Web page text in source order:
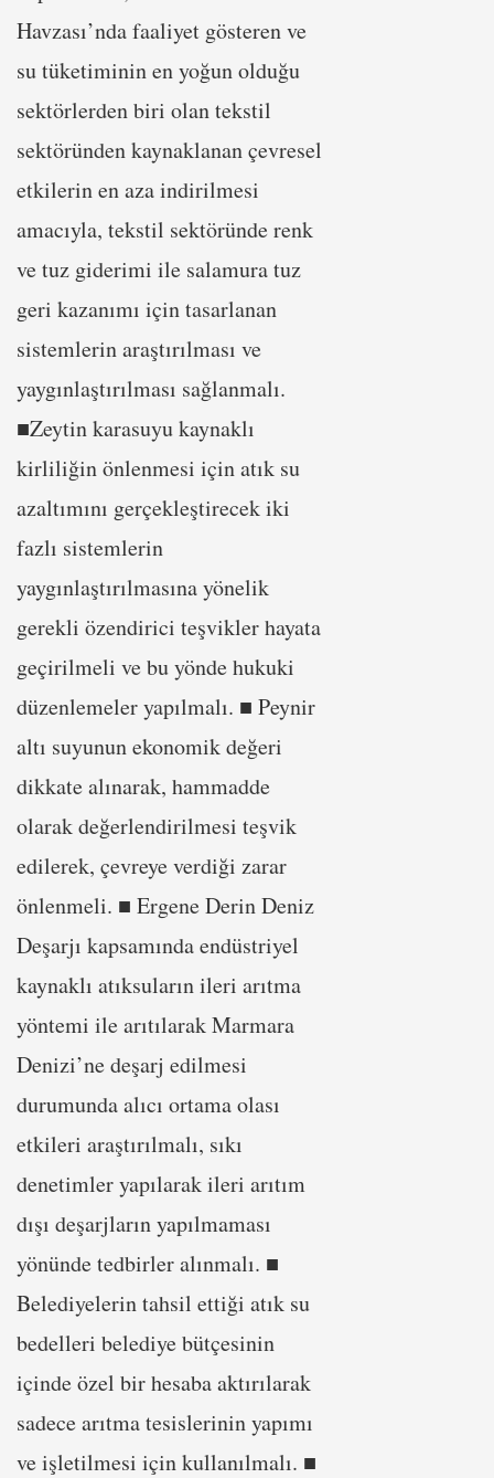
Havzası’nda faaliyet gösteren ve
su tüketiminin en yoğun olduğu
sektörlerden biri olan tekstil
sektöründen kaynaklanan çevresel
etkilerin en aza indirilmesi
amacıyla, tekstil sektöründe renk
ve tuz giderimi ile salamura tuz
geri kazanımı için tasarlanan
sistemlerin araştırılması ve
yaygınlaştırılması sağlanmalı.
■Zeytin karasuyu kaynaklı
kirliliğin önlenmesi için atık su
azaltımını gerçekleştirecek iki
fazlı sistemlerin
yaygınlaştırılmasına yönelik
gerekli özendirici teşvikler hayata
geçirilmeli ve bu yönde hukuki
düzenlemeler yapılmalı. ■ Peynir
altı suyunun ekonomik değeri
dikkate alınarak, hammadde
olarak değerlendirilmesi teşvik
edilerek, çevreye verdiği zarar
önlenmeli. ■ Ergene Derin Deniz
Deşarjı kapsamında endüstriyel
kaynaklı atıksuların ileri arıtma
yöntemi ile arıtılarak Marmara
Denizi’ne deşarj edilmesi
durumunda alıcı ortama olası
etkileri araştırılmalı, sıkı
denetimler yapılarak ileri arıtım
dışı deşarjların yapılmaması
yönünde tedbirler alınmalı. ■
Belediyelerin tahsil ettiği atık su
bedelleri belediye bütçesinin
içinde özel bir hesaba aktırılarak
sadece arıtma tesislerinin yapımı
ve işletilmesi için kullanılmalı. ■